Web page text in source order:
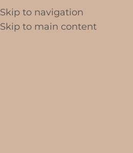
Skip to navigation
Skip to main content